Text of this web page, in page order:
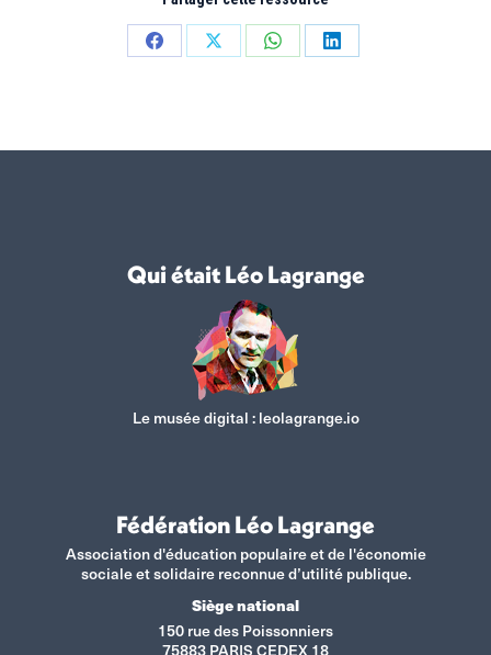
PartagerPartagerPartagerPartager
Qui était Léo Lagrange
Le musée digital : leolagrange.io
Fédération Léo Lagrange
Association d'éducation populaire et de l'économie
sociale et solidaire reconnue d’utilité publique.
Siège national
150 rue des Poissonniers
75883 PARIS CEDEX 18